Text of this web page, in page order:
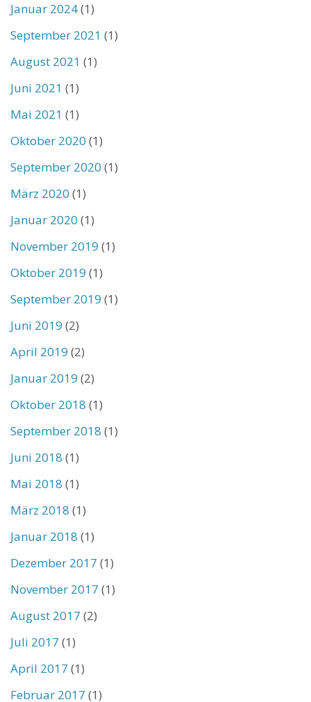
Januar 2024(1)
September 2021 (1)
August 2021 (1)
Juni 2021 (1)
Mai 2021 (1)
Oktober 2020 (1)
September 2020 (1)
März 2020 (1)
Januar 2020 (1)
November 2019 (1)
Oktober 2019 (1)
September 2019 (1)
Juni 2019 (2)
April 2019 (2)
Januar 2019 (2)
Oktober 2018 (1)
September 2018 (1)
Juni 2018 (1)
Mai 2018 (1)
März 2018 (1)
Januar 2018 (1)
Dezember 2017 (1)
November 2017 (1)
August 2017 (2)
Juli 2017 (1)
April 2017 (1)
Februar 2017 (1)